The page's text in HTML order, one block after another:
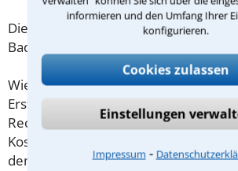
informieren und den Umfang Ihrer
konfigurieren.
Cookies zulassen
Einstellungen
Impressum ⁃
Die Kosten eines Anwalts für
Bad Breisig sind oft geringer als
Wieviel ein Rechtsanwalt in Bad
Erstberatung verlangen darf, ist in
Rechtsanwaltsvergütungsgesetz
Kosten für das erste
demnach maximal 190,00 € zzgl.